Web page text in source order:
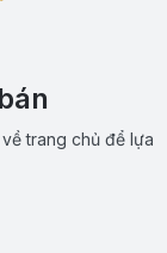
trang chủ để lựa